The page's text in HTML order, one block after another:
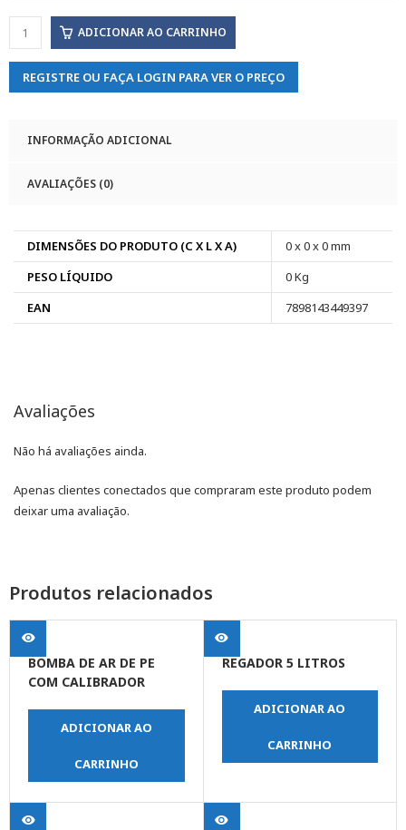
ADICIONAR AO CARRINHO
REGISTRE OU FAÇA LOGIN PARA VER O PREÇO
INFORMAÇÃO ADICIONAL
AVALIAÇÕES (0)
DIMENSÕES DO PRODUTO (C X L X A)
0 x 0 x 0 mm
PESO LÍQUIDO
0 Kg
EAN
7898143449397
Avaliações
Não há avaliações ainda.
Apenas clientes conectados que compraram este produto podem
deixar uma avaliação.
Produtos relacionados
BOMBA DE AR DE PE
COM CALIBRADOR
ADICIONAR AO
CARRINHO
REGADOR 5 LITROS
ADICIONAR AO
CARRINHO